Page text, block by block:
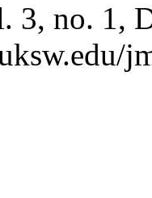
3, no. 1,